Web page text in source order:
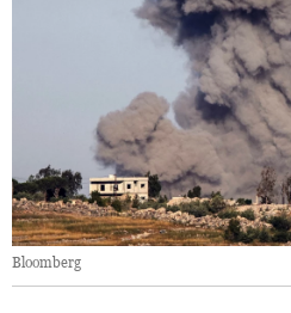
Bloomberg